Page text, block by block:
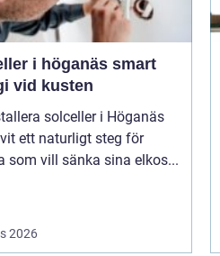
i höganäs smart
vid kusten
solceller i Höganäs
ett naturligt steg för
som vill sänka sina elkos...
2026